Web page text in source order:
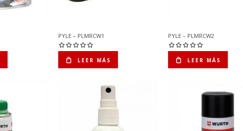
PYLE – PLMRCW1
LEER MÁS
PYLE – PLMRCW2
LEER MÁS